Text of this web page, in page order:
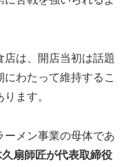
店は、開店当初は話題
わたって維持するこ
ます。
ーメン事業の母体であ
久扇師匠が代表取締役